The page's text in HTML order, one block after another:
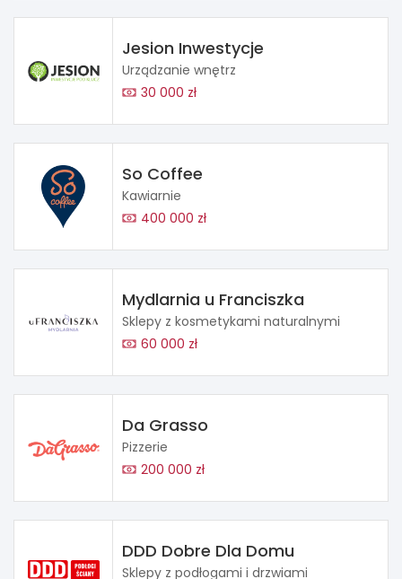
Jesion Inwestycje
Urządzanie wnętrz
30 000 zł
So Coffee
Kawiarnie
400 000 zł
Mydlarnia u Franciszka
Sklepy z kosmetykami naturalnymi
60 000 zł
Da Grasso
Pizzerie
200 000 zł
DDD Dobre Dla Domu
Sklepy z podłogami i drzwiami